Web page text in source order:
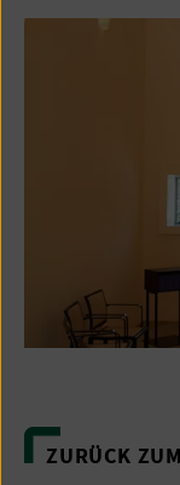
ZURÜCK